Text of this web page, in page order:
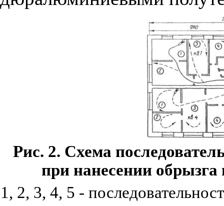
Рис. 2. Схема
при нанесении обрызга
1, 2, 3, 4, 5 -